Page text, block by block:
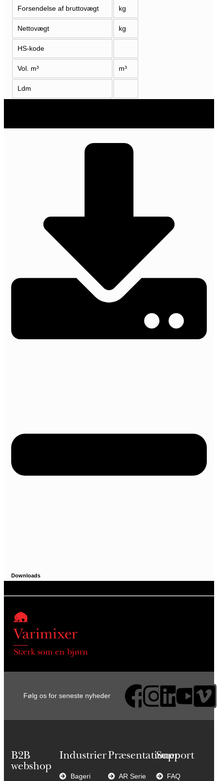
Forsendelse af bruttovægt kg
Nettovægt kg
HS-kode
Vol. m³ m³
Ldm
Downloads
Stærk som en bjørn
Følg os for seneste nyheder
B2B
webshop
Industrier
Bageri
Præsentationer
AR Serie
Support
FAQ